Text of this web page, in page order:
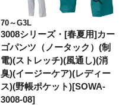
70～G3L
3008シリーズ・[春夏用]カー
ゴパンツ（ノータック）(制
電)(ストレッチ)(風通し)(消
臭)(イージーケア)(レディー
ス)(野帳ポケット)[SOWA-
3008-08]